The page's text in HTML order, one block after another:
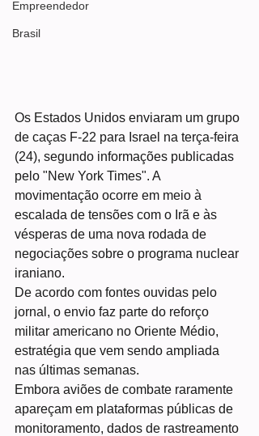
Empreendedor
Brasil
Os Estados Unidos enviaram um grupo
de caças F-22 para Israel na terça-feira
(24), segundo informações publicadas
pelo "New York Times". A
movimentação ocorre em meio à
escalada de tensões com o Irã e às
vésperas de uma nova rodada de
negociações sobre o programa nuclear
iraniano.
De acordo com fontes ouvidas pelo
jornal, o envio faz parte do reforço
militar americano no Oriente Médio,
estratégia que vem sendo ampliada
nas últimas semanas.
Embora aviões de combate raramente
apareçam em plataformas públicas de
monitoramento, dados de rastreamento